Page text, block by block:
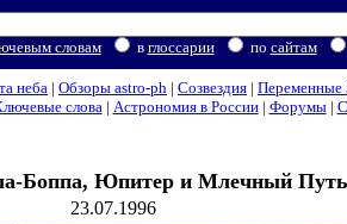
словам в глоссарии по сайтам
неба | Обзоры astro-ph | Созвездия | Переменные
слова| Астрономия в России| Форумы|
Боппа, Юпитер и Млечный Путь
23.07.1996